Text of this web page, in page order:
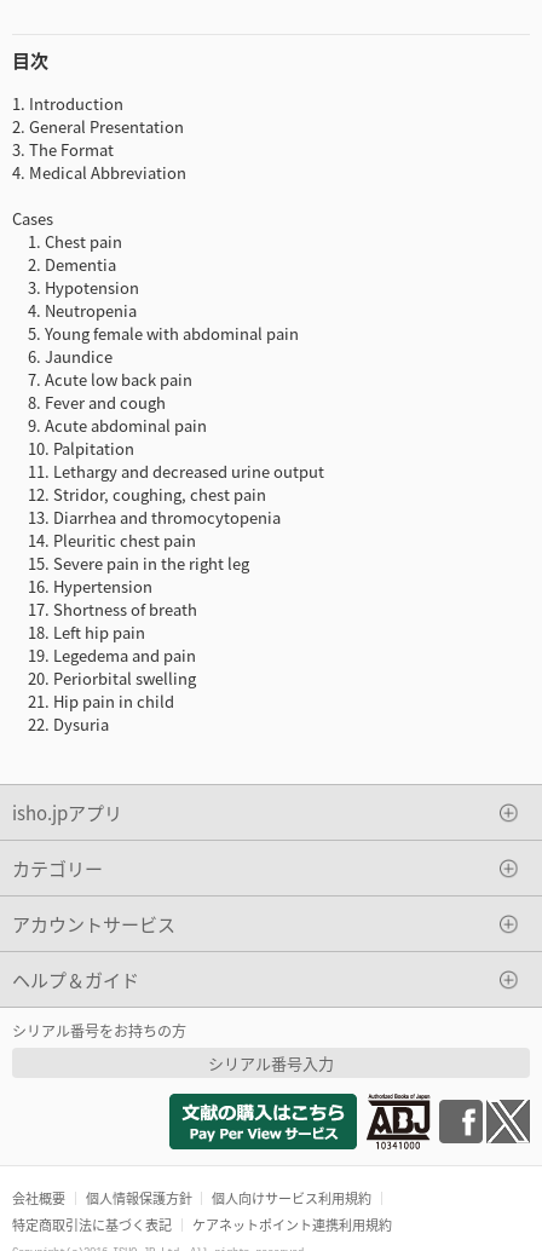
目次
1. Introduction
2. General Presentation
3. The Format
4. Medical Abbreviation
Cases
1. Chest pain
2. Dementia
3. Hypotension
4. Neutropenia
5. Young female with abdominal pain
6. Jaundice
7. Acute low back pain
8. Fever and cough
9. Acute abdominal pain
10. Palpitation
11. Lethargy and decreased urine output
12. Stridor, coughing, chest pain
13. Diarrhea and thromocytopenia
14. Pleuritic chest pain
15. Severe pain in the right leg
16. Hypertension
17. Shortness of breath
18. Left hip pain
19. Legedema and pain
20. Periorbital swelling
21. Hip pain in child
22. Dysuria
isho.jpアプリ
カテゴリー
アカウントサービス
ヘルプ＆ガイド
シリアル番号をお持ちの方
シリアル番号入力
会社概要 個人情報保護方針
個人向けサービス利用規約
特定商取引法に基づく表記
ケアネットポイント連携利用規約